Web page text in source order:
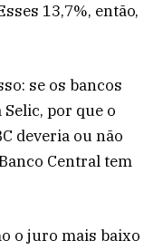
13,7%, então,
se os bancos
por que o
deveria ou não
Central tem
o juro mais baixo